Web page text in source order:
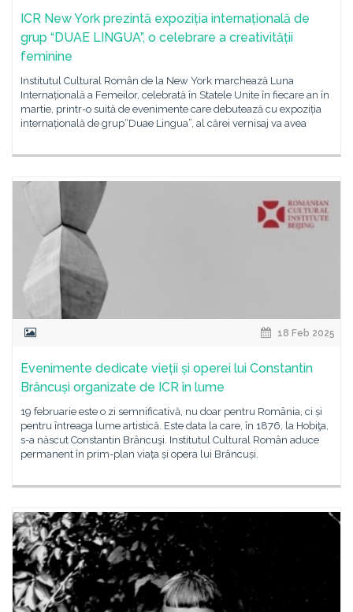
ICR New York prezintă expoziția internațională de
grup “DUAE LINGUA”, o celebrare a creativității
feminine
Institutul Cultural Român de la New York marchează Luna
Internațională a Femeilor, celebrată în Statele Unite în fiecare an în
martie, printr-o suită de evenimente care debutează cu expoziția
internațională de grup“Duae Lingua”, al cărei vernisaj va avea
18 Feb 2025
Evenimente dedicate vieții și operei lui Constantin
Brâncuși organizate de ICR în lume
19 februarie este o zi semnificativă, nu doar pentru România, ci și
pentru întreaga lume artistică. Este data la care, în 1876, la Hobiţa,
s-a născut Constantin Brâncuşi. Institutul Cultural Român aduce
permanent în prim-plan viața și opera lui Brâncuși.